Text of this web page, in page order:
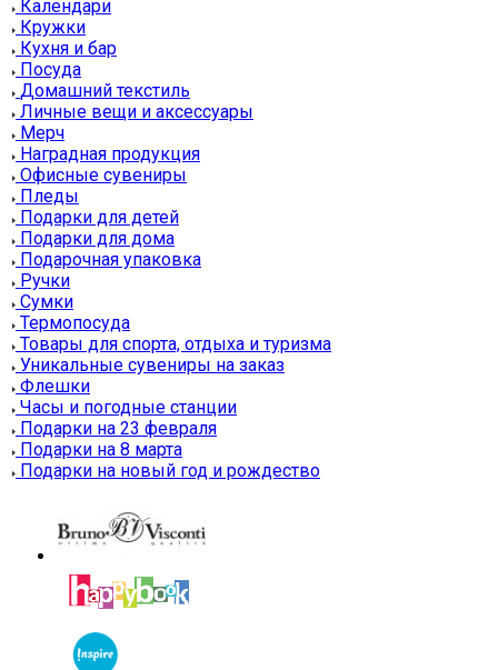
Календари
Кружки
Кухня и бар
Посуда
Домашний текстиль
Личные вещи и аксессуары
Мерч
Наградная продукция
Офисные сувениры
Пледы
Подарки для детей
Подарки для дома
Подарочная упаковка
Ручки
Сумки
Термопосуда
Товары для спорта, отдыха и туризма
Уникальные сувениры на заказ
Флешки
Часы и погодные станции
Подарки на 23 февраля
Подарки на 8 марта
Подарки на новый год и рождество